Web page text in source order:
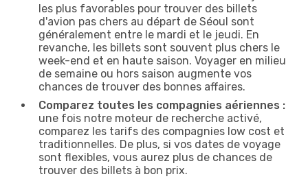
les plus favorables pour trouver des billets
d'avion pas chers au départ de Séoul sont
généralement entre le mardi et le jeudi. En
revanche, les billets sont souvent plus chers le
week-end et en haute saison. Voyager en milieu
de semaine ou hors saison augmente vos
chances de trouver des bonnes affaires.
Comparez toutes les compagnies aériennes :
une fois notre moteur de recherche activé,
comparez les tarifs des compagnies low cost et
traditionnelles. De plus, si vos dates de voyage
sont flexibles, vous aurez plus de chances de
trouver des billets à bon prix.